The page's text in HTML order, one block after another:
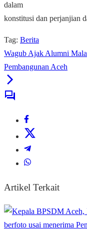
dalam
konstitusi dan perjanjian
Tag: Berita
Wagub Ajak Alumni
Pembangunan Aceh
Artikel Terkait